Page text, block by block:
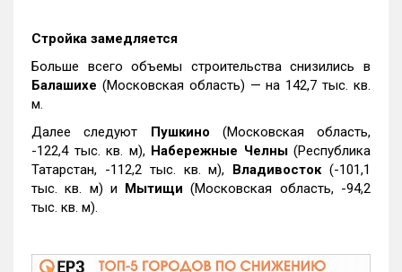
Стройка замедляется
Больше всего объемы строительства снизились в
Балашихе (Московская область) — на 142,7 тыс. кв.
м.
Далее следуют Пушкино (Московская область,
-122,4 тыс. кв. м), Набережные Челны(Республика
Татарстан, -112,2 тыс. кв. м), Владивосток(-101,1
тыс. кв. м) и Мытищи (Московская область, -94,2
тыс. кв. м).